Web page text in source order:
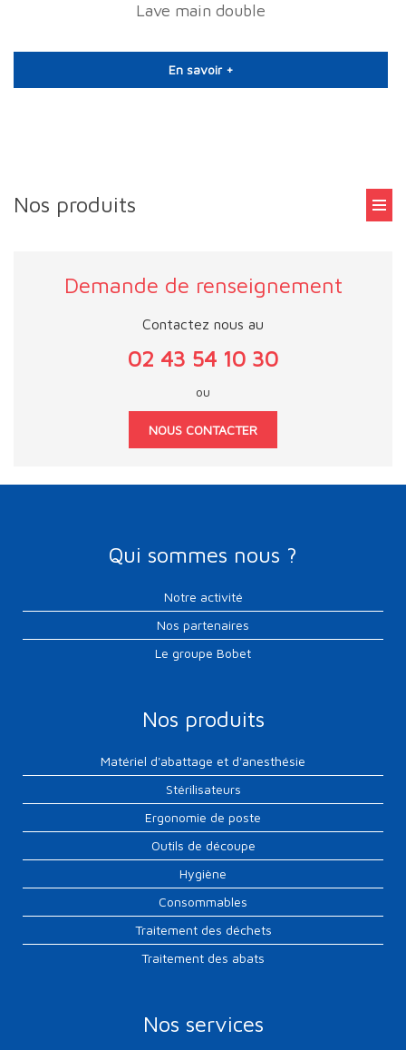
Lave main double
En savoir +
Nos produits
Demande de renseignement
Contactez nous au
02 43 54 10 30
ou
NOUS CONTACTER
Qui sommes nous ?
Notre activité
Nos partenaires
Le groupe Bobet
Nos produits
Matériel d'abattage et d'anesthésie
Stérilisateurs
Ergonomie de poste
Outils de découpe
Hygiène
Consommables
Traitement des déchets
Traitement des abats
Nos services